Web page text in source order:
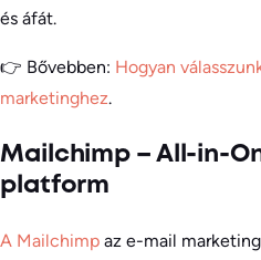
és áfát.
👉 Bővebben: Hogyan
marketinghez.
Mailchimp – All-in-
platform
A Mailchimp az e-mail